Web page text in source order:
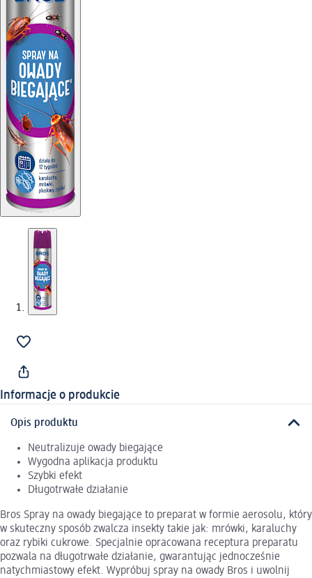
Informacje o produkcie
Opis produktu
Neutralizuje owady biegające
Wygodna aplikacja produktu
Szybki efekt
Długotrwałe działanie
Bros Spray na owady biegające to preparat w formie aerosolu, który
w skuteczny sposób zwalcza insekty takie jak: mrówki, karaluchy
oraz rybiki cukrowe. Specjalnie opracowana receptura preparatu
pozwala na długotrwałe działanie, gwarantując jednocześnie
natychmiastowy efekt. Wypróbuj spray na owady Bros i uwolnij